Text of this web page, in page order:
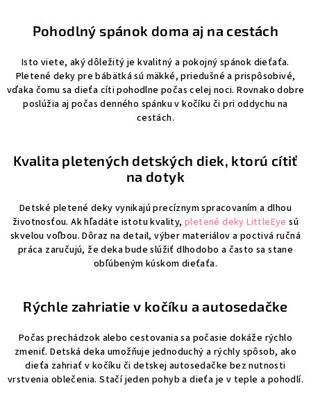
ý
p
i
s
u
Pohodlný spánok doma aj na cestách
Isto viete, aký dôležitý je kvalitný a pokojný spánok dieťaťa.
Pletené deky pre bábätká sú mäkké, priedušné a prispôsobivé,
vďaka čomu sa dieťa cíti pohodlne počas celej noci. Rovnako dobre
poslúžia aj počas denného spánku v kočíku či pri oddychu na
cestách.
Kvalita pletených detských diek, ktorú cítiť
na dotyk
Detské pletené deky vynikajú precíznym spracovaním a dlhou
životnosťou. Ak hľadáte istotu kvality, pletené deky LittleEye sú
skvelou voľbou. Dôraz na detail, výber materiálov a poctivá ručná
práca zaručujú, že deka bude slúžiť dlhodobo a často sa stane
obľúbeným kúskom dieťaťa.
Rýchle zahriatie v kočíku a autosedačke
Počas prechádzok alebo cestovania sa počasie dokáže rýchlo
zmeniť. Detská deka umožňuje jednoduchý a rýchly spôsob, ako
dieťa zahriať v kočíku či detskej autosedačke bez nutnosti
vrstvenia oblečenia. Stačí jeden pohyb a dieťa je v teple a pohodlí.